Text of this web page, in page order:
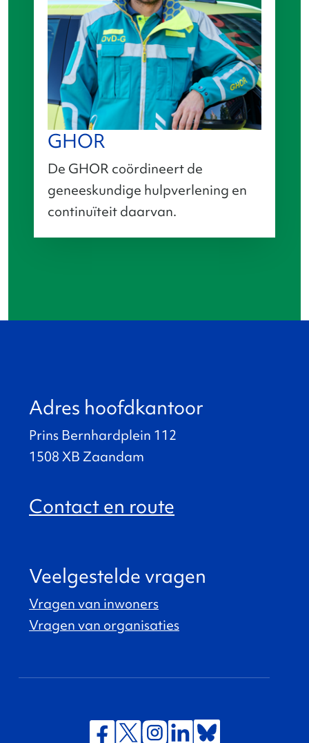
GHOR
De GHOR coördineert de
geneeskundige hulpverlening en
continuïteit daarvan.
Adres hoofdkantoor
Prins Bernhardplein 112
1508 XB Zaandam
Contact en route
Veelgestelde vragen
Vragen van inwoners
Vragen van organisaties